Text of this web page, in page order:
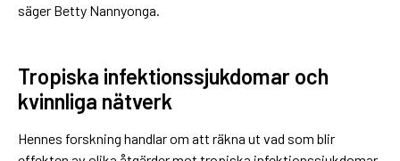
säger Betty Nannyonga.
Tropiska infektionssjukdomar och
kvinnliga nätverk
Hennes forskning handlar om att räkna ut vad som blir